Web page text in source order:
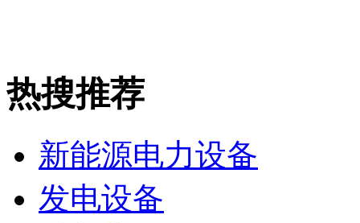
热搜推荐
新能源电力设备
发电设备